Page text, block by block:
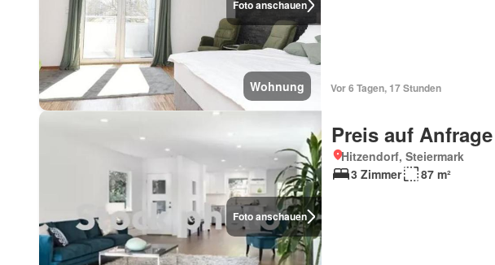
Foto anschauen
Wohnung Vor 6 Tagen, 17 Stunden
Foto anschauen
Preis auf Anfrage
Hitzendorf, Steiermark
3 Zimmer
87 m²